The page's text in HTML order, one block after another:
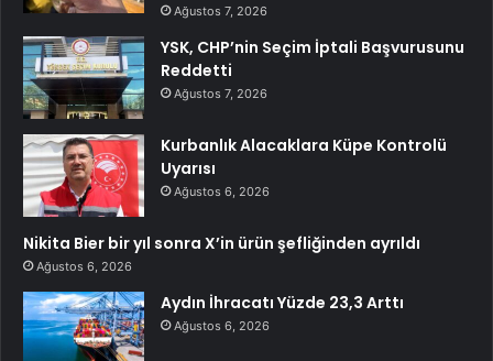
Ağustos 7, 2026
YSK, CHP’nin Seçim İptali Başvurusunu
Reddetti
Ağustos 7, 2026
Kurbanlık Alacaklara Küpe Kontrolü
Uyarısı
Ağustos 6, 2026
Nikita Bier bir yıl sonra X’in ürün şefliğinden ayrıldı
Ağustos 6, 2026
Aydın İhracatı Yüzde 23,3 Arttı
Ağustos 6, 2026